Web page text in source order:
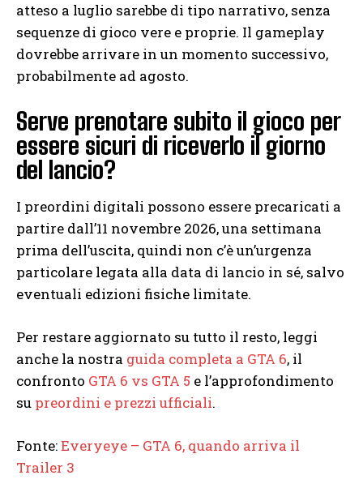
atteso a luglio sarebbe di tipo narrativo, senza
sequenze di gioco vere e proprie. Il gameplay
dovrebbe arrivare in un momento successivo,
probabilmente ad agosto.
Serve prenotare subito il gioco per
essere sicuri di riceverlo il giorno
del lancio?
I preordini digitali possono essere precaricati a
partire dall’11 novembre 2026, una settimana
prima dell’uscita, quindi non c’è un’urgenza
particolare legata alla data di lancio in sé, salvo
eventuali edizioni fisiche limitate.
Per restare aggiornato su tutto il resto, leggi
anche la nostra guida completa a GTA 6, il
confronto GTA 6 vs GTA 5 e l’approfondimento
su preordini e prezzi ufficiali.
Fonte:Everyeye – GTA 6, quando arriva il
Trailer 3